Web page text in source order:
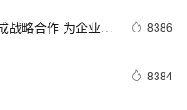
战略合作 为企业级
8386
8384